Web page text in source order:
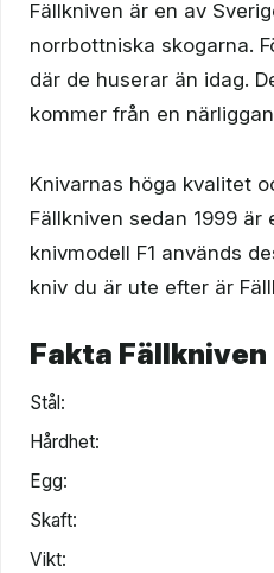
Fällkniven är en av
norrbottniska skogarna.
där de huserar än idag.
kommer från en
Knivarnas höga kvalitet
Fällkniven sedan 1999
knivmodell F1 används
kniv du är ute efter är
Fakta
Stål:
Hårdhet:
Egg:
Skaft:
Vikt: